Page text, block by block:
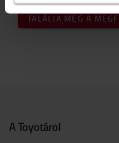
TALÁLJA MEG A
A Toyotáról